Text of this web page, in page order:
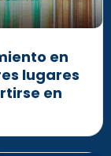
en
lugares
en